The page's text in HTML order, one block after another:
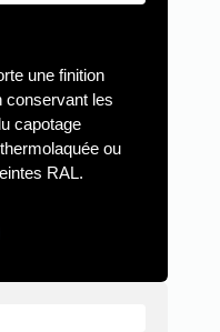
une finition
conservant les
capotage
ou
RAL.